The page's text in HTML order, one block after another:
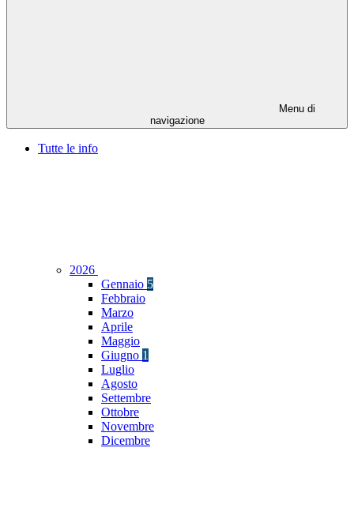
Menu di
navigazione
Tutte le info
2026
Gennaio 5
Febbraio
Marzo
Aprile
Maggio
Giugno 1
Luglio
Agosto
Settembre
Ottobre
Novembre
Dicembre